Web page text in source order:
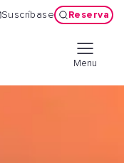
Suscríbase Reserva
Menu